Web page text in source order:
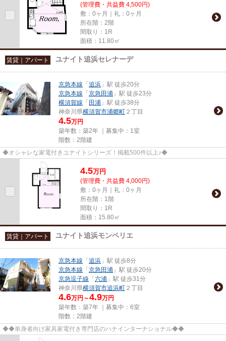
(管理費・共益費 4,500円)
敷：0ヶ月｜礼：0ヶ月
所在階：2階
間取り：1R
面積：11.80㎡
賃貸｜アパート ユナイト追浜セレナーデ
京急本線 「 追浜 」駅 徒歩20分
京急本線 「 京急田浦 」駅 徒歩23分
横須賀線 「 田浦 」駅 徒歩38分
神奈川県横須賀市浦郷町 ２丁目
4.5万円
築年数：築2年 ｜募集中： 1室
階数：2階建
◆オシャレな家電付きユナイトシリーズ！掲載500件以上♪◆
4.5万円
(管理費・共益費 4,000円)
敷：0ヶ月｜礼：0ヶ月
所在階：1階
間取り：1R
面積：15.80㎡
賃貸｜アパート ユナイト追浜モンペリエ
京急本線 「 追浜 」駅 徒歩8分
京急本線 「 京急田浦 」駅 徒歩20分
京急逗子線 「 六浦 」駅 徒歩31分
神奈川県横須賀市追浜町 ２丁目
4.6万円～4.9万円
築年数：築7年 ｜募集中： 6室
階数：2階建
◆◆単身者向け家具家電付き専門店のハナインターナショナル◆◆